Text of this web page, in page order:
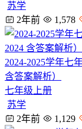
苏学
2年前
1,578
2024-2025学年七
含答案解析）
七年级上册
苏学
2年前
1,129